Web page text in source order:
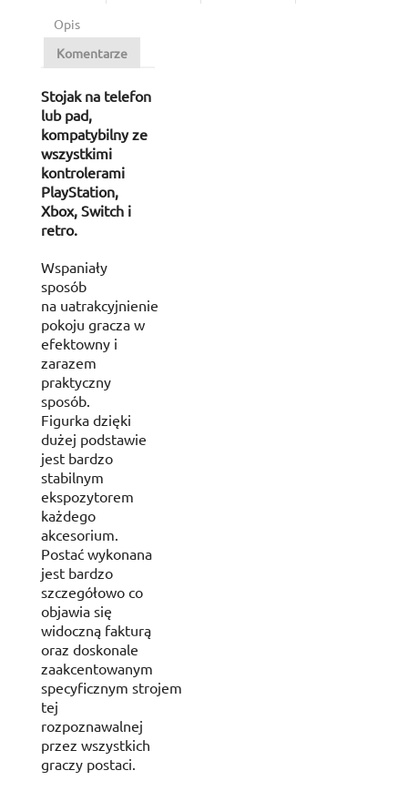
Opis
Komentarze
Stojak na telefon
lub pad,
kompatybilny ze
wszystkimi
kontrolerami
PlayStation,
Xbox, Switch i
retro.
Wspaniały
sposób
na uatrakcyjnienie
pokoju gracza w
efektowny i
zarazem
praktyczny
sposób.
Figurka dzięki
dużej podstawie
jest bardzo
stabilnym
ekspozytorem
każdego
akcesorium.
Postać wykonana
jest bardzo
szczegółowo co
objawia się
widoczną fakturą
oraz doskonale
zaakcentowanym
specyficznym strojem
tej
rozpoznawalnej
przez wszystkich
graczy postaci.